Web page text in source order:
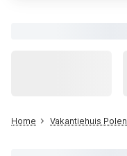
Home Vakantiehuis Polen